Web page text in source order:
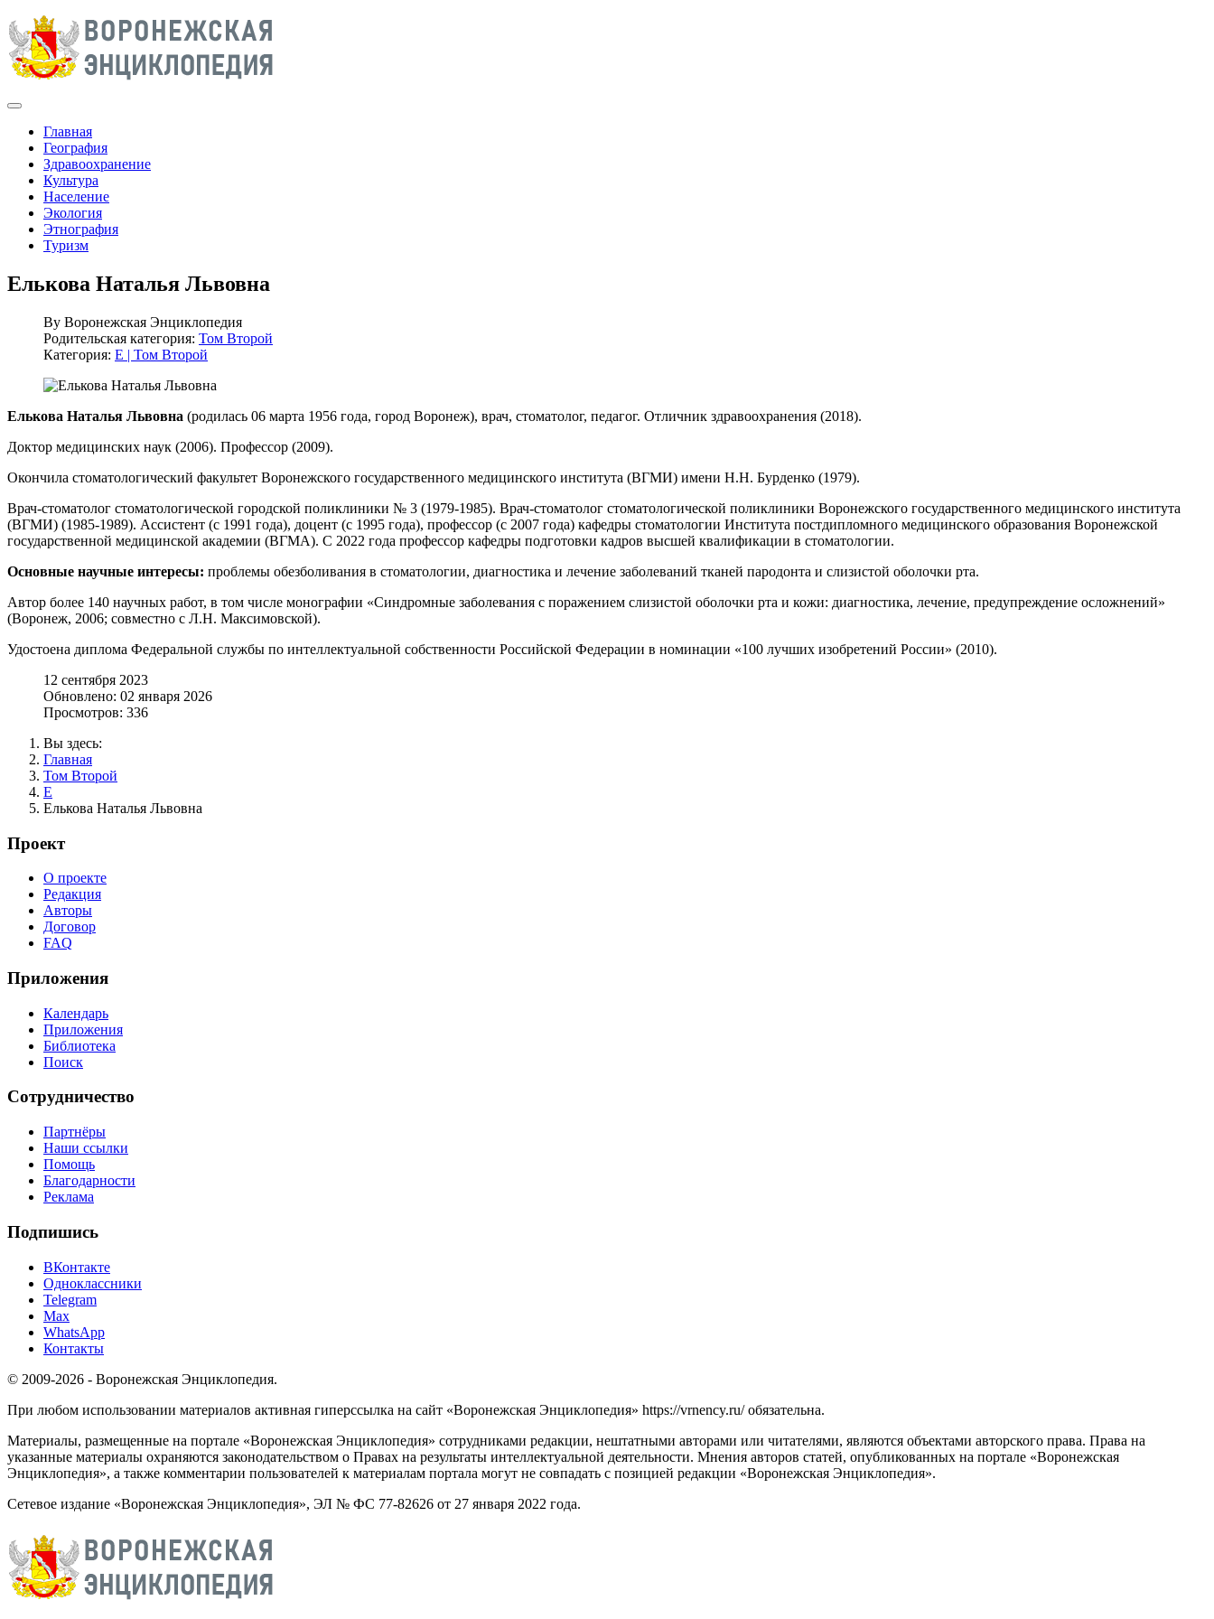
Главная
География
Здравоохранение
Культура
Население
Экология
Этнография
Туризм
Елькова Наталья Львовна
By Воронежская Энциклопедия
Родительская категория: Том Второй
Категория: Е | Том Второй
Елькова Наталья Львовна (родилась 06 марта 1956 года, город Воронеж), врач, стоматолог, педагог. Отличник здравоохранения (2018).
Доктор медицинских наук (2006). Профессор (2009).
Окончила стоматологический факультет Воронежского государственного медицинского института (ВГМИ) имени Н.Н. Бурденко (1979).
Врач-стоматолог стоматологической городской поликлиники № 3 (1979-1985). Врач-стоматолог стоматологической поликлиники Воронежского государственного медицинского института
(ВГМИ) (1985-1989). Ассистент (с 1991 года), доцент (с 1995 года), профессор (с 2007 года) кафедры стоматологии Института постдипломного медицинского образования Воронежской
государственной медицинской академии (ВГМА). С 2022 года профессор кафедры подготовки кадров высшей квалификации в стоматологии.
Основные научные интересы: проблемы обезболивания в стоматологии, диагностика и лечение заболеваний тканей пародонта и слизистой оболочки рта.
Автор более 140 научных работ, в том числе монографии «Синдромные заболевания с поражением слизистой оболочки рта и кожи: диагностика, лечение, предупреждение осложнений»
(Воронеж, 2006; совместно с Л.Н. Максимовской).
Удостоена диплома Федеральной службы по интеллектуальной собственности Российской Федерации в номинации «100 лучших изобретений России» (2010).
12 сентября 2023
Обновлено: 02 января 2026
Просмотров: 336
Вы здесь:
Главная
Том Второй
Е
Елькова Наталья Львовна
Проект
О проекте
Редакция
Авторы
Договор
FAQ
Приложения
Календарь
Приложения
Библиотека
Поиск
Сотрудничество
Партнёры
Наши ссылки
Помощь
Благодарности
Реклама
Подпишись
ВКонтакте
Одноклассники
Telegram
Max
WhatsApp
Контакты
© 2009-2026 - Воронежская Энциклопедия.
При любом использовании материалов активная гиперссылка на сайт «Воронежская Энциклопедия» https://vrnency.ru/ обязательна.
Материалы, размещенные на портале «Воронежская Энциклопедия» сотрудниками редакции, нештатными авторами или читателями, являются объектами авторского права. Права на
указанные материалы охраняются законодательством о Правах на результаты интеллектуальной деятельности. Мнения авторов статей, опубликованных на портале «Воронежская
Энциклопедия», а также комментарии пользователей к материалам портала могут не совпадать с позицией редакции «Воронежская Энциклопедия».
Сетевое издание «Воронежская Энциклопедия», ЭЛ № ФС 77-82626 от 27 января 2022 года.